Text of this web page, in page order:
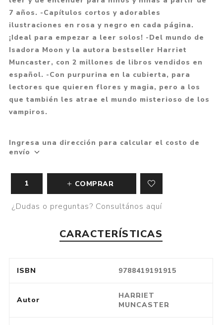
7 años. -Capítulos cortos y adorables
ilustraciones en rosa y negro en cada página.
¡Ideal para empezar a leer solos! -Del mundo de
Isadora Moon y la autora bestseller Harriet
Muncaster, con 2 millones de libros vendidos en
español. -Con purpurina en la cubierta, para
lectores que quieren flores y magia, pero a los
que también les atrae el mundo misterioso de los
vampiros.
Ingresa una dirección para calcular el costo de
envío
COMPRAR
¿Dudas o preguntas? Consultános aquí
CARACTERÍSTICAS
ISBN 9788419191915
Autor
HARRIET
MUNCASTER